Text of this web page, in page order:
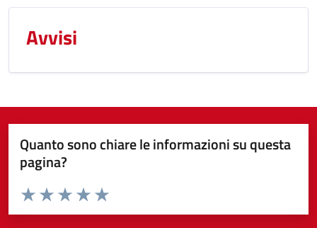
Avvisi
Quanto sono chiare le informazioni su questa
pagina?
Valuta da 1 a 5 stelle la pagina
Valuta 5 stelle su 5
Valuta 4 stelle su 5
Valuta 3 stelle su 5
Valuta 2 stelle su 5
Valuta 1 stelle su 5